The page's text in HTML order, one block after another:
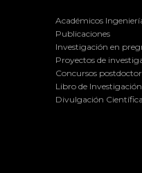
Académicos
Publicaciones
Investigación en
Proyectos de
Concursos
Libro de Investigación
Divulgación